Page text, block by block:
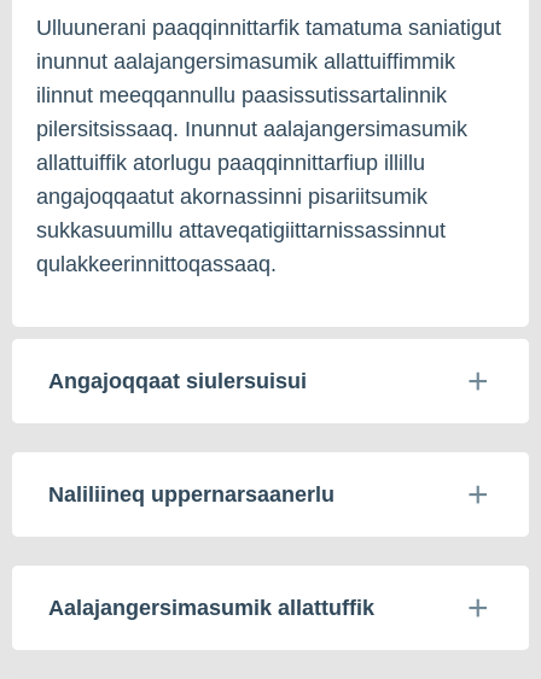
Ulluunerani paaqqinnittarfik tamatuma saniatigut
inunnut aalajangersimasumik allattuiffimmik
ilinnut meeqqannullu paasissutissartalinnik
pilersitsissaaq. Inunnut aalajangersimasumik
allattuiffik atorlugu paaqqinnittarfiup illillu
angajoqqaatut akornassinni pisariitsumik
sukkasuumillu attaveqatigiittarnissassinnut
qulakkeerinnittoqassaaq.
Angajoqqaat siulersuisui
Naliliineq uppernarsaanerlu
Aalajangersimasumik allattuffik